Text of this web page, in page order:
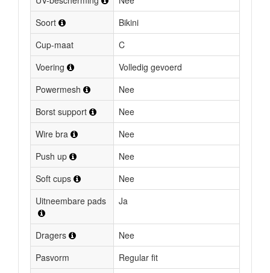
Soort
Bikini
Cup-maat
C
Voering
Volledig gevoerd
Powermesh
Nee
Borst support
Nee
Wire bra
Nee
Push up
Nee
Soft cups
Nee
Uitneembare pads
Ja
Dragers
Nee
Pasvorm
Regular fit